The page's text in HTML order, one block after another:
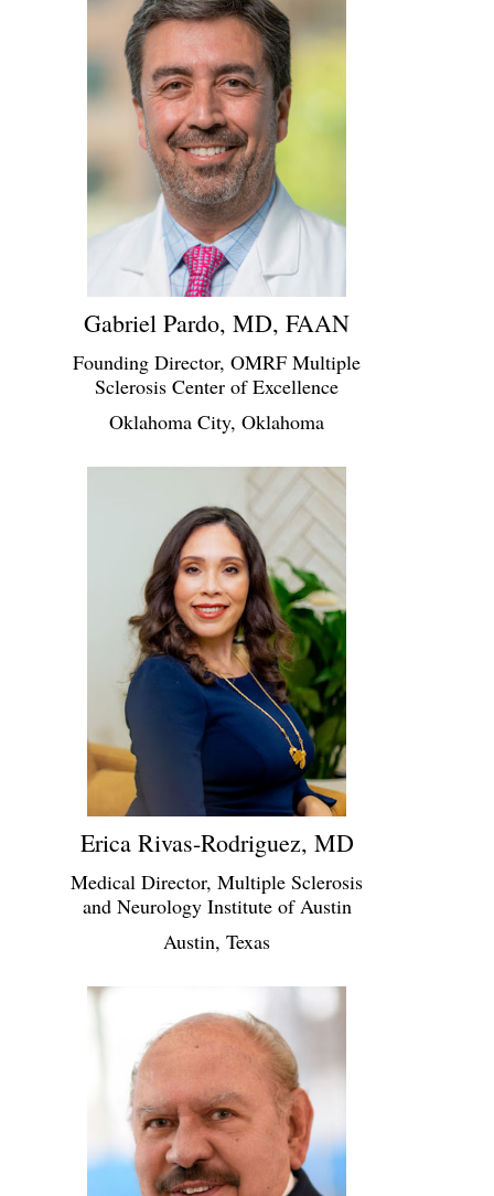
Gabriel Pardo, MD, FAAN
Founding Director, OMRF Multiple
Sclerosis Center of Excellence
Oklahoma City, Oklahoma
Erica Rivas-Rodriguez, MD
Medical Director, Multiple Sclerosis
and Neurology Institute of Austin
Austin, Texas